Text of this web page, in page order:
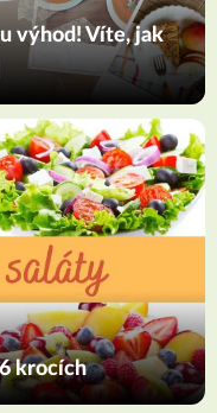
výhod! Víte, jak
krocích